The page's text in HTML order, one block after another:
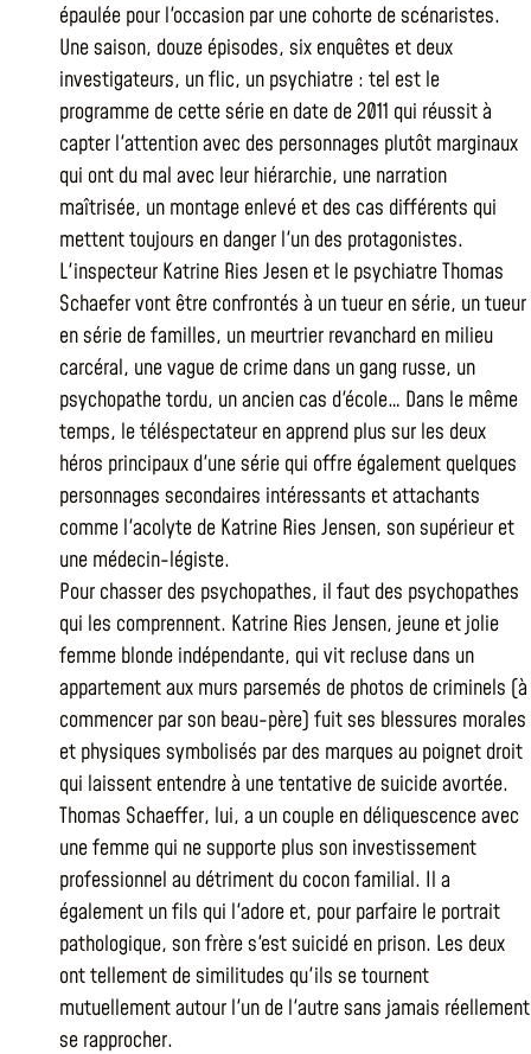
épaulée pour l'occasion par une cohorte de scénaristes.
Une saison, douze épisodes, six enquêtes et deux
investigateurs, un flic, un psychiatre : tel est le
programme de cette série en date de 2011 qui réussit à
capter l'attention avec des personnages plutôt marginaux
qui ont du mal avec leur hiérarchie, une narration
maîtrisée, un montage enlevé et des cas différents qui
mettent toujours en danger l'un des protagonistes.
L'inspecteur Katrine Ries Jesen et le psychiatre Thomas
Schaefer vont être confrontés à un tueur en série, un tueur
en série de familles, un meurtrier revanchard en milieu
carcéral, une vague de crime dans un gang russe, un
psychopathe tordu, un ancien cas d'école… Dans le même
temps, le téléspectateur en apprend plus sur les deux
héros principaux d'une série qui offre également quelques
personnages secondaires intéressants et attachants
comme l'acolyte de Katrine Ries Jensen, son supérieur et
une médecin-légiste.
Pour chasser des psychopathes, il faut des psychopathes
qui les comprennent. Katrine Ries Jensen, jeune et jolie
femme blonde indépendante, qui vit recluse dans un
appartement aux murs parsemés de photos de criminels (à
commencer par son beau-père) fuit ses blessures morales
et physiques symbolisés par des marques au poignet droit
qui laissent entendre à une tentative de suicide avortée.
Thomas Schaeffer, lui, a un couple en déliquescence avec
une femme qui ne supporte plus son investissement
professionnel au détriment du cocon familial. Il a
également un fils qui l'adore et, pour parfaire le portrait
pathologique, son frère s'est suicidé en prison. Les deux
ont tellement de similitudes qu'ils se tournent
mutuellement autour l'un de l'autre sans jamais réellement
se rapprocher.